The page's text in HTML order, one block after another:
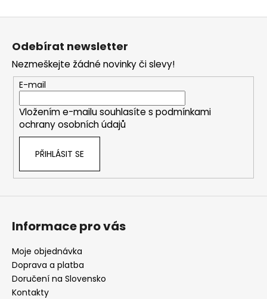
Z
Odebírat newsletter
Nezmeškejte žádné novinky či slevy!
E-mail
Vložením e-mailu souhlasíte s podmínkami
ochrany osobních údajů
PŘIHLÁSIT SE
Informace pro vás
Moje objednávka
Doprava a platba
Doručení na Slovensko
Kontakty